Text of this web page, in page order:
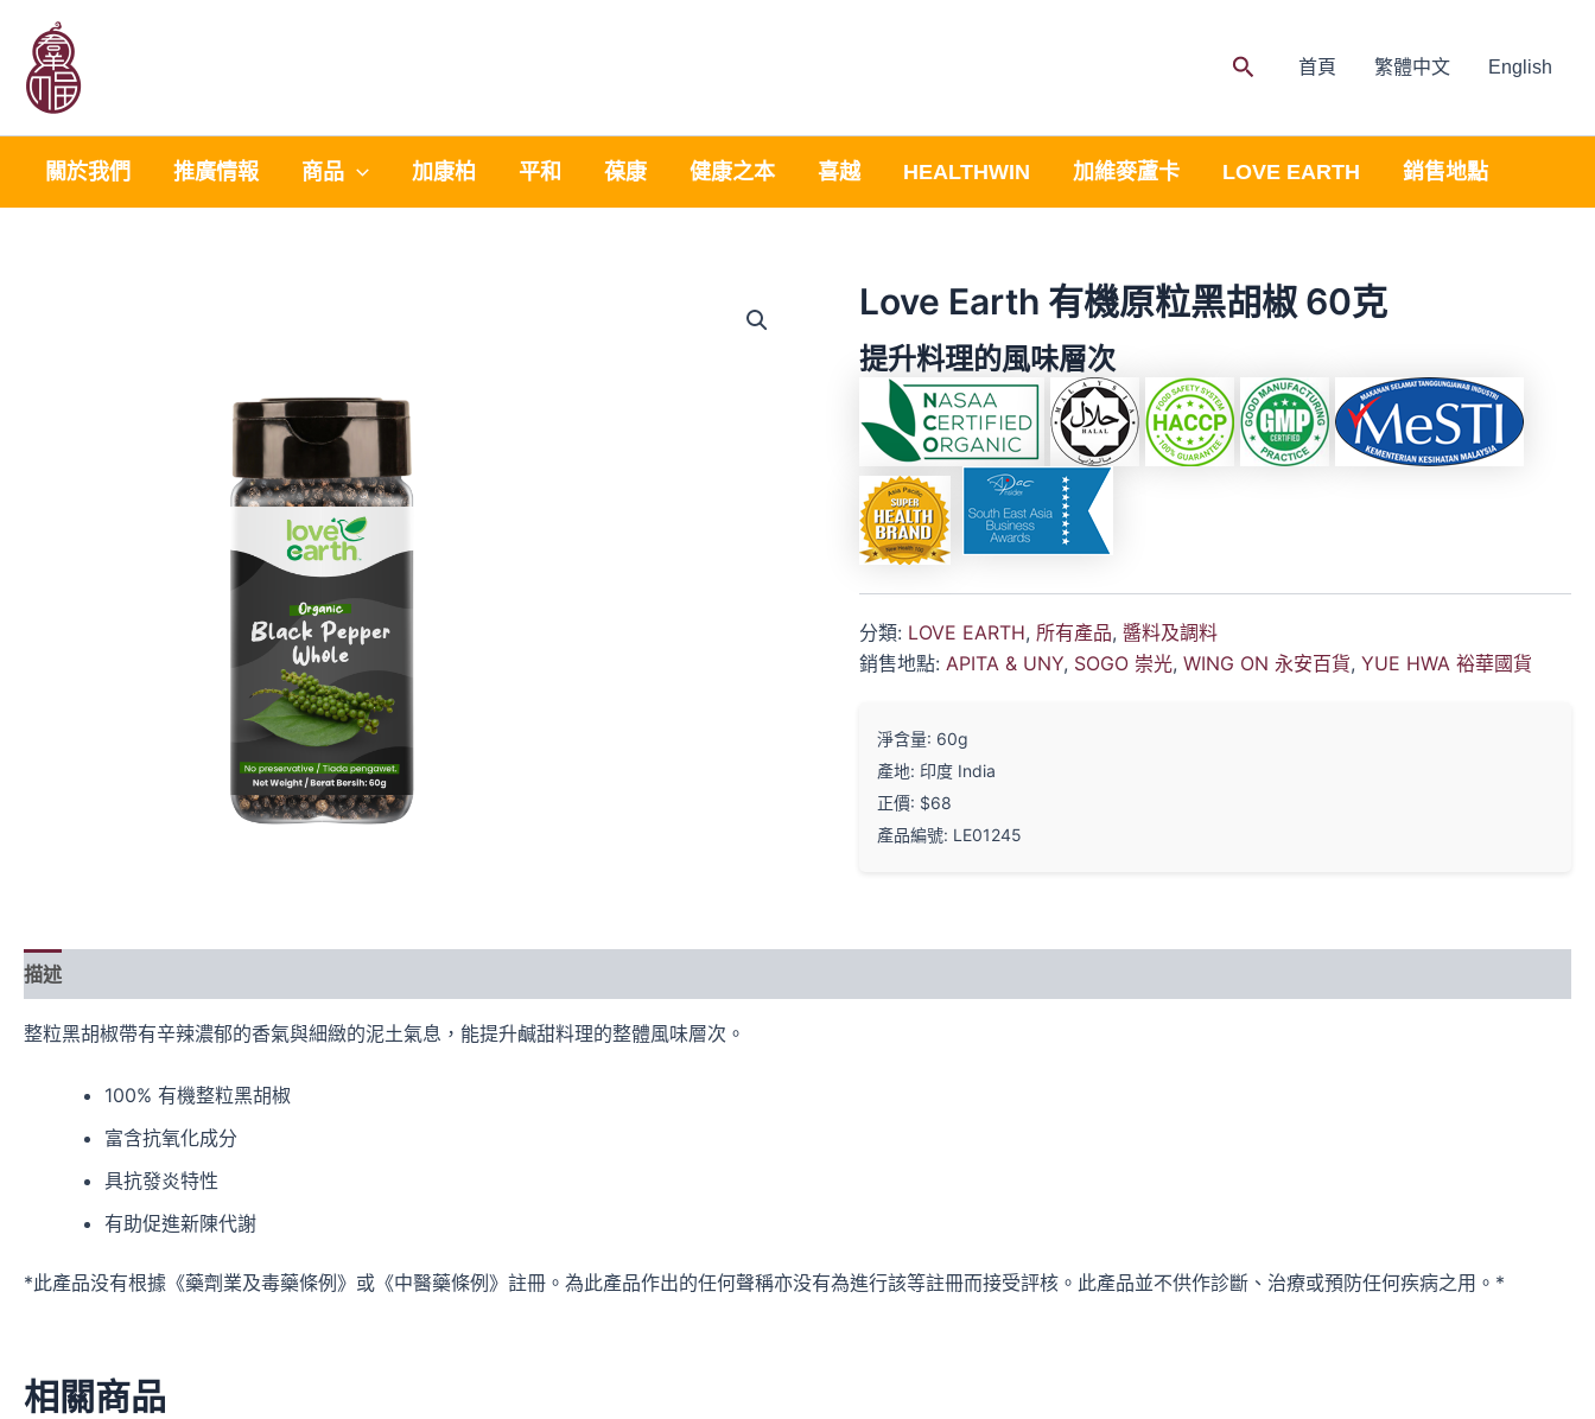
content
Search首頁 繁體中文 English
關於我們 推廣情報 商品 加康柏 平和 葆康 健康之本 喜越 HEALTHWIN 加維麥蘆卡 LOVE EARTH 銷售地點
Love Earth 有機原粒黑胡椒 60克
提升料理的風味層次
分類: LOVE EARTH, 所有產品,醬料及調料
銷售地點: APITA & UNY, SOGO 崇光,WING ON 永安百貨,YUE HWA 裕華國貨
淨含量: 60g
產地: 印度 India
正價: $68
產品編號: LE01245
描述
整粒黑胡椒帶有辛辣濃郁的香氣與細緻的泥土氣息，能提升鹹甜料理的整體風味層次。
100% 有機整粒黑胡椒
富含抗氧化成分
具抗發炎特性
有助促進新陳代謝
*此產品没有根據《藥劑業及毒藥條例》或《中醫藥條例》註冊。為此產品作出的任何聲稱亦没有為進行該等註冊而接受評核。此產品並不供作診斷、治療或預防任何疾病之用。*
相關商品